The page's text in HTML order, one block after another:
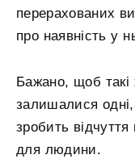
перерахованих
про наявність у
Бажано, щоб такі
залишалися
зробить
для людини.